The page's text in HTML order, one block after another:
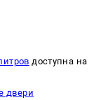
доступна на
двери